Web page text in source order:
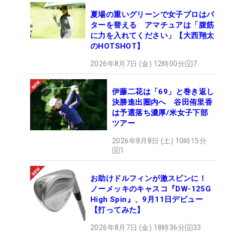
夏場の重いグリーンで女子プロはパ
ターを替える アマチュアは「腹筋
に力を入れてください」【大西翔太
のHOTSHOT】
2026年8月7日 (金) 12時00分 7
伊藤二花は「69」と巻き返し
決勝進出圏内へ 谷田侑里香
は予選落ち濃厚/米女子下部
ツアー
2026年8月8日 (土) 10時15分
1
お助けドルフィンが激スピンに！
ノーメッキのキャスコ『DW-125G
High Spin』、9月11日デビュー
【打ってみた】
2026年8月7日 (金) 18時36分 33